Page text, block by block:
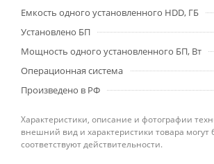
Емкость одного установленного HDD, ГБ
Установлено БП
Мощность одного установленного БП, Вт
Операционная система
Произведено в РФ
Характеристики, описание и фотографии
внешний вид и характеристики товара
соответствуют действительности.